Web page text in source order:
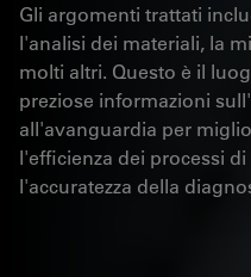
Gli argomenti trattati
l'analisi dei materiali, la
molti altri. Questo è il
preziose informazioni
all'avanguardia per
l'efficienza dei processi
l'accuratezza della